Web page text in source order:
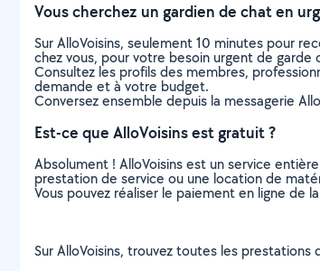
Vous cherchez un gardien de chat en
Sur AlloVoisins, seulement 10 minutes pour
chez vous, pour votre besoin urgent de garde
Consultez les profils des membres,
demande et à votre budget.
Conversez ensemble depuis la messagerie
Est-ce que AlloVoisins est gratuit ?
Absolument ! AlloVoisins est un service
prestation de service ou une location de
Vous pouvez réaliser le paiement en ligne de
Sur AlloVoisins, trouvez toutes les